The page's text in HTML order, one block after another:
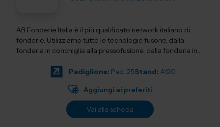
AB Fonderie Italia è il più qualificato network italiano di
fonderie. Utilizziamo tutte le tecnologie fusorie, dalla
fonderia in conchiglia alla pressofusione, dalla fonderia in
Padiglione: Pad. 25Stand: A120
Aggiungi ai preferiti
Vai alla scheda